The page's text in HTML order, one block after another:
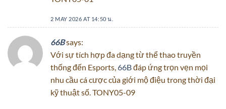
2 MAY 2026 AT 14:50 น.
66Bsays:
Với sự tích hợp đa dạng từ thể thao truyền
thống đến Esports, 66Bđáp ứng trọn vẹn mọi
nhu cầu cá cược của giới mộ điệu trong thời đại
kỹ thuật số. TONY05-09